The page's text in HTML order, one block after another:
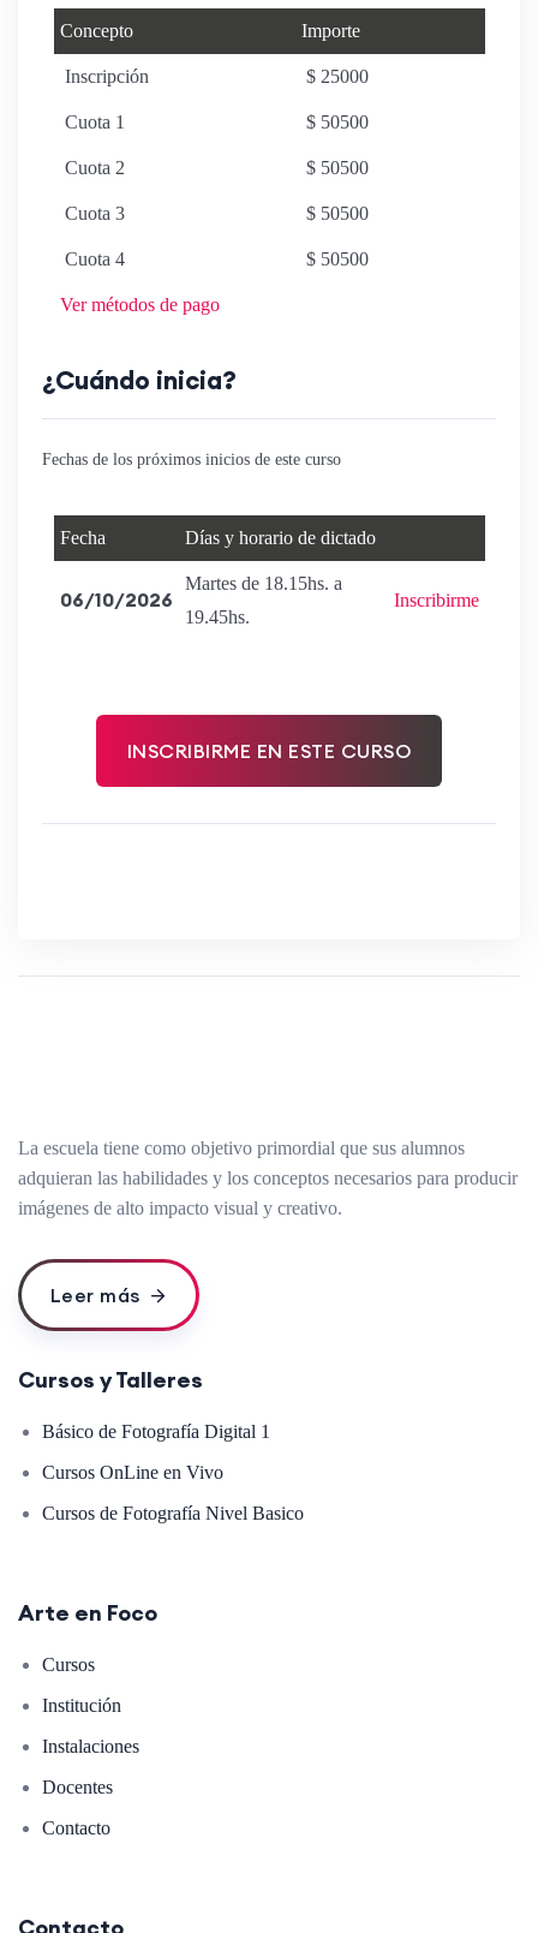
Concepto Importe
Inscripción $ 25000
Cuota 1 $ 50500
Cuota 2 $ 50500
Cuota 3 $ 50500
Cuota 4 $ 50500
Ver métodos de pago
¿Cuándo inicia?
Fechas de los próximos inicios de este curso
Fecha Días y horario de dictado
06/10/2026
Martes de 18.15hs. a
19.45hs.
Inscribirme
INSCRIBIRME EN ESTE CURSO
La escuela tiene como objetivo primordial que sus alumnos
adquieran las habilidades y los conceptos necesarios para producir
imágenes de alto impacto visual y creativo.
Leer más
Cursos y Talleres
Básico de Fotografía Digital 1
Cursos OnLine en Vivo
Cursos de Fotografía Nivel Basico
Arte en Foco
Cursos
Institución
Instalaciones
Docentes
Contacto